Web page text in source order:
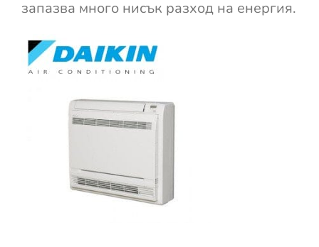
запазва много нисък разход на енергия.